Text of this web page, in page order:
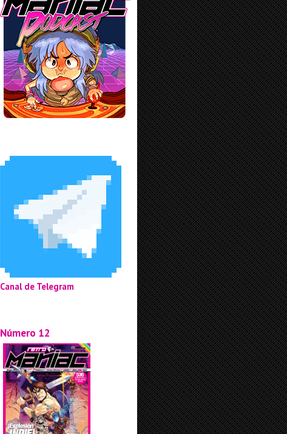
Canal de Telegram
Número 12